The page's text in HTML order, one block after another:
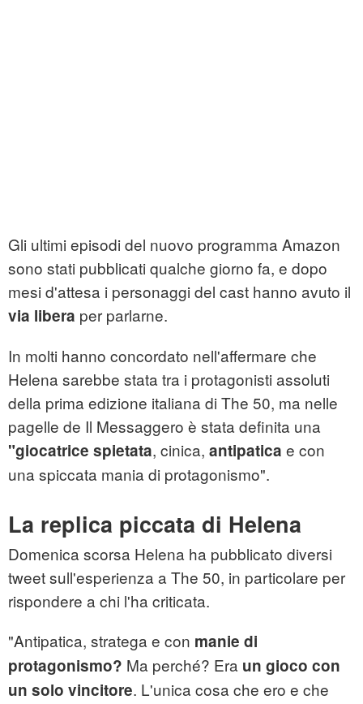
Gli ultimi episodi del nuovo programma Amazon
sono stati pubblicati qualche giorno fa, e dopo
mesi d'attesa i personaggi del cast hanno avuto il
via libera per parlarne.
In molti hanno concordato nell'affermare che
Helena sarebbe stata tra i protagonisti assoluti
della prima edizione italiana di The 50, ma nelle
pagelle de Il Messaggero è stata definita una
"giocatrice spietata, cinica, antipatica e con
una spiccata mania di protagonismo".
La replica piccata di Helena
Domenica scorsa Helena ha pubblicato diversi
tweet sull'esperienza a The 50, in particolare per
rispondere a chi l'ha criticata.
"Antipatica, stratega e con manie di
protagonismo? Ma perché? Era un gioco con
un solo vincitore. L'unica cosa che ero e che